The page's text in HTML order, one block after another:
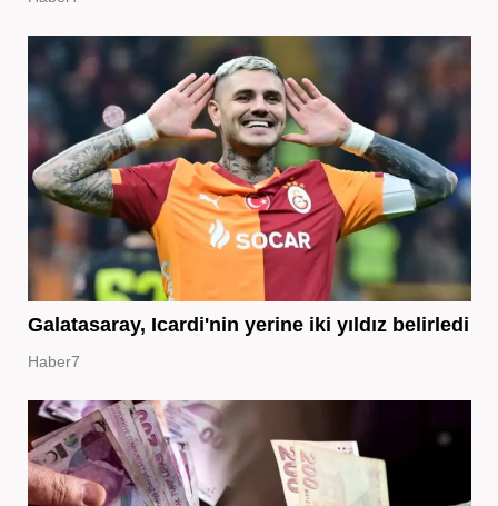
Galatasaray, Icardi'nin yerine iki yıldız belirledi
Haber7